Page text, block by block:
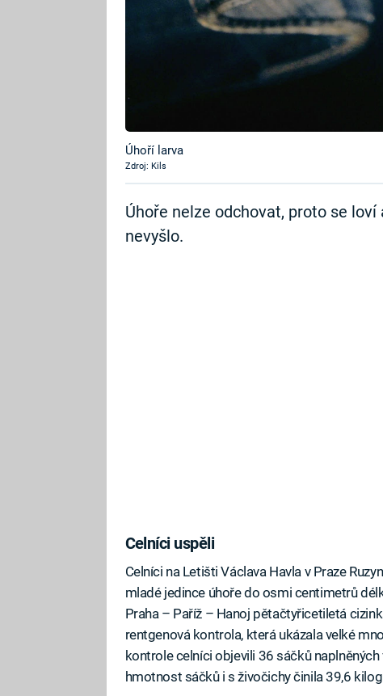
Úhoří larva
Zdroj: Kils
Úhoře nelze odchovat, proto se
nevyšlo.
Celníci uspěli
Celníci na Letišti Václava Havla v Praze
mladé jedince úhoře do osmi centimetrů
Praha – Paříž – Hanoj pětačtyřicetiletá
rentgenová kontrola, která ukázala velké
kontrole celníci objevili 36 sáčků
hmotnost sáčků i s živočichy činila 39,6